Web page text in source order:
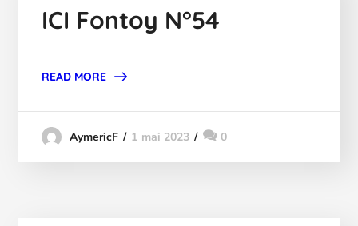
ICI Fontoy N°54
READ MORE
AymericF 1 mai 2023 0